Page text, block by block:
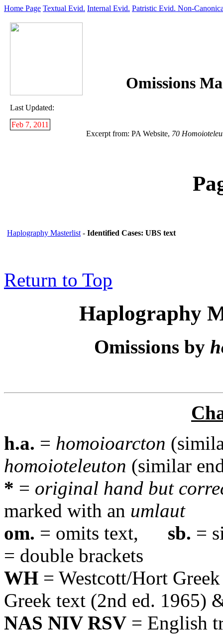
Home Page Textual Evid. Internal Evid. Patristic Evid. Non-
Last Updated:
Feb 7, 2011
Omissions
Excerpt from: PA Website, 70
Haplography Masterlist - Identified Cases: UBS text
Return to Top
Haplography
Omissions by
h.a. = homoioarcton
homoioteleuton (similar
* = original hand but
marked with an umlaut
om. = omits text, sb. =
= double brackets
WH = Westcott/Hort
Greek text (2nd ed.
NAS NIV RSV = English